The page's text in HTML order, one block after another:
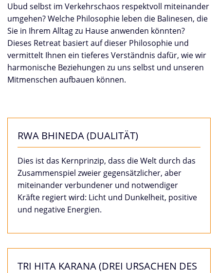
Ubud selbst im Verkehrschaos respektvoll miteinander
umgehen? Welche Philosophie leben die Balinesen, die
Sie in Ihrem Alltag zu Hause anwenden könnten?
Dieses Retreat basiert auf dieser Philosophie und
vermittelt Ihnen ein tieferes Verständnis dafür, wie wir
harmonische Beziehungen zu uns selbst und unseren
Mitmenschen aufbauen können.
RWA BHINEDA (DUALITÄT)
Dies ist das Kernprinzip, dass die Welt durch das
Zusammenspiel zweier gegensätzlicher, aber
miteinander verbundener und notwendiger
Kräfte regiert wird: Licht und Dunkelheit, positive
und negative Energien.
TRI HITA KARANA (DREI URSACHEN DES